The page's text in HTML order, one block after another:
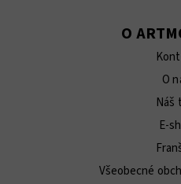
O
O
Náš
E-
Všeobecné